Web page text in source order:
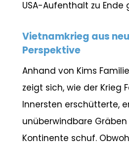
USA-Aufenthalt zu Ende
Vietnamkrieg aus
Perspektive
Anhand von Kims
zeigt sich, wie der Krieg
Innersten erschütterte,
unüberwindbare
Kontinente schuf.